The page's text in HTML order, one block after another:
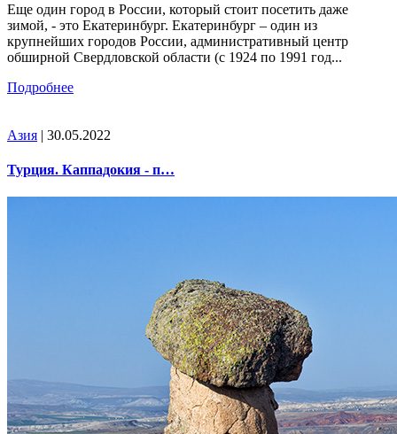
Еще один город в России, который стоит посетить даже
зимой, - это Екатеринбург. Екатеринбург – один из
крупнейших городов России, административный центр
обширной Свердловской области (с 1924 по 1991 год...
Подробнее
Азия | 30.05.2022
Турция. Каппадокия - п…